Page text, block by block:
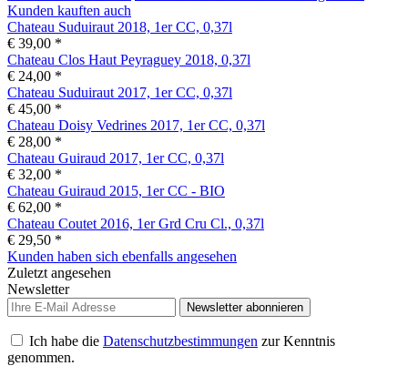
Kunden kauften auch
Chateau Suduiraut 2018, 1er CC, 0,37l
€ 39,00 *
Chateau Clos Haut Peyraguey 2018, 0,37l
€ 24,00 *
Chateau Suduiraut 2017, 1er CC, 0,37l
€ 45,00 *
Chateau Doisy Vedrines 2017, 1er CC, 0,37l
€ 28,00 *
Chateau Guiraud 2017, 1er CC, 0,37l
€ 32,00 *
Chateau Guiraud 2015, 1er CC - BIO
€ 62,00 *
Chateau Coutet 2016, 1er Grd Cru Cl., 0,37l
€ 29,50 *
Kunden haben sich ebenfalls angesehen
Zuletzt angesehen
Newsletter
Newsletter abonnieren
Ich habe die Datenschutzbestimmungen zur Kenntnis
genommen.